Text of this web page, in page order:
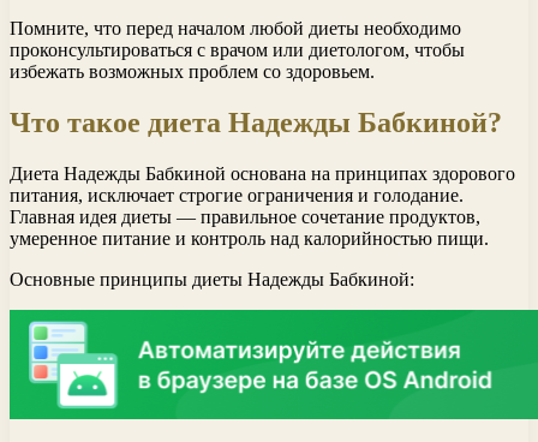
Помните, что перед началом любой диеты необходимо
проконсультироваться с врачом или диетологом, чтобы
избежать возможных проблем со здоровьем.
Что такое диета Надежды Бабкиной?
Диета Надежды Бабкиной основана на принципах здорового
питания, исключает строгие ограничения и голодание.
Главная идея диеты — правильное сочетание продуктов,
умеренное питание и контроль над калорийностью пищи.
Основные принципы диеты Надежды Бабкиной: